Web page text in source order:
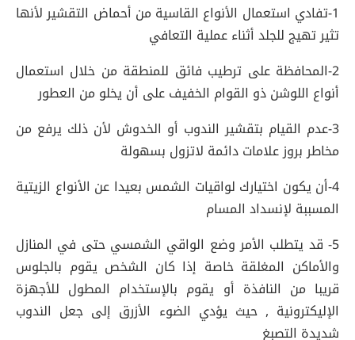
1-تفادي استعمال الأنواع القاسية من أحماض التقشير لأنها
تثير تهيج للجلد أثناء عملية التعافي
2-المحافظة على ترطيب فائق للمنطقة من خلال استعمال
أنواع اللوشن ذو القوام الخفيف على أن يخلو من العطور
3-عدم القيام بتقشير الندوب أو الخدوش لأن ذلك يرفع من
مخاطر بروز علامات دائمة لاتزول بسهولة
4-أن يكون اختيارك لواقيات الشمس بعيدا عن الأنواع الزيتية
المسببة لإنسداد المسام
5- قد يتطلب الأمر وضع الواقي الشمسي حتى في المنازل
والأماكن المغلقة خاصة إذا كان الشخص يقوم بالجلوس
قريبا من النافذة أو يقوم بالإستخدام المطول للأجهزة
الإليكترونية , حيث يؤدي الضوء الأزرق إلى جعل الندوب
شديدة التصبغ